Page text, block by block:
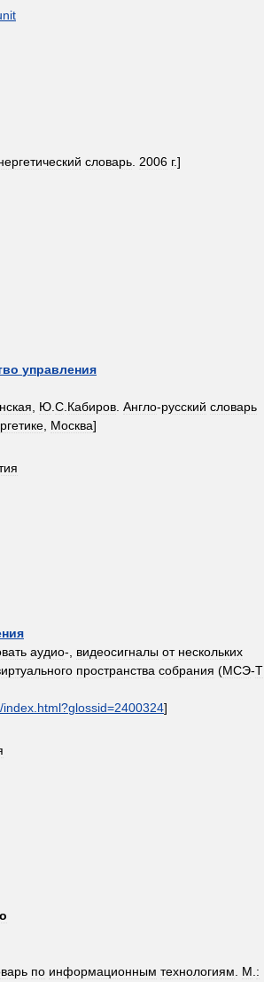
словарь 2006 г.]
управления
Ю С Кабиров Англо-русский словарь
Москва]
аудио-, видеосигналы от нескольких
пространства собрания (МСЭ-T
/index html?glossid=2400324]
по информационным технологиям М :